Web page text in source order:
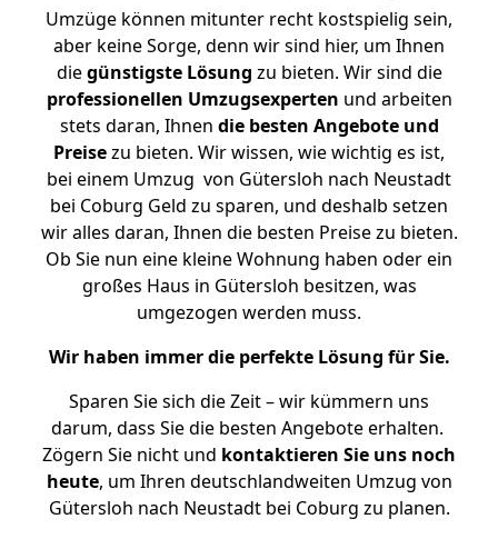
Umzüge können mitunter recht kostspielig sein,
aber keine Sorge, denn wir sind hier, um Ihnen
diegünstigste Lösung zu bieten. Wir sind die
professionellen Umzugsexperten und arbeiten
stets daran, Ihnen die besten Angebote und
Preisezu bieten. Wir wissen, wie wichtig es ist,
bei einem Umzug von Gütersloh nach Neustadt
bei Coburg Geld zu sparen, und deshalb setzen
wir alles daran, Ihnen die besten Preise zu bieten.
Ob Sie nun eine kleine Wohnung haben oder ein
großes Haus in Gütersloh besitzen, was
umgezogen werden muss.
Wir haben immer die perfekte Lösung für Sie.
Sparen Sie sich die Zeit – wir kümmern uns
darum, dass Sie die besten Angebote erhalten.
Zögern Sie nicht und kontaktieren Sie uns noch
heute, um Ihren deutschlandweiten Umzug von
Gütersloh nach Neustadt bei Coburg zu planen.